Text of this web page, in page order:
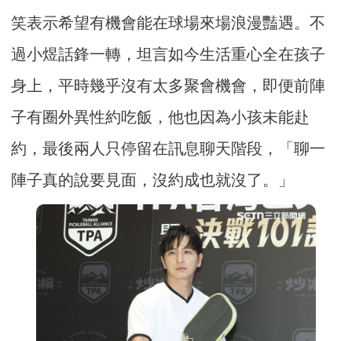
笑表示希望有機會能在球場來場浪漫豔遇。不
過小煜話鋒一轉，坦言如今生活重心全在孩子
身上，平時幾乎沒有太多聚會機會，即便前陣
子有圈外異性約吃飯，他也因為小孩未能赴
約，最後兩人只停留在訊息聊天階段，「聊一
陣子真的說要見面，沒約成也就沒了。」